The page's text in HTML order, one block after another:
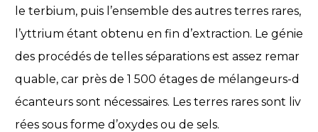
le terbium, puis l’ensemble des autres terres rares,
l’yttrium étant obtenu en fin d’extraction. Le génie
des procédés de telles séparations est assez remar
quable, car près de 1 500 étages de mélangeurs-d
écanteurs sont nécessaires. Les terres rares sont liv
rées sous forme d’oxydes ou de sels.